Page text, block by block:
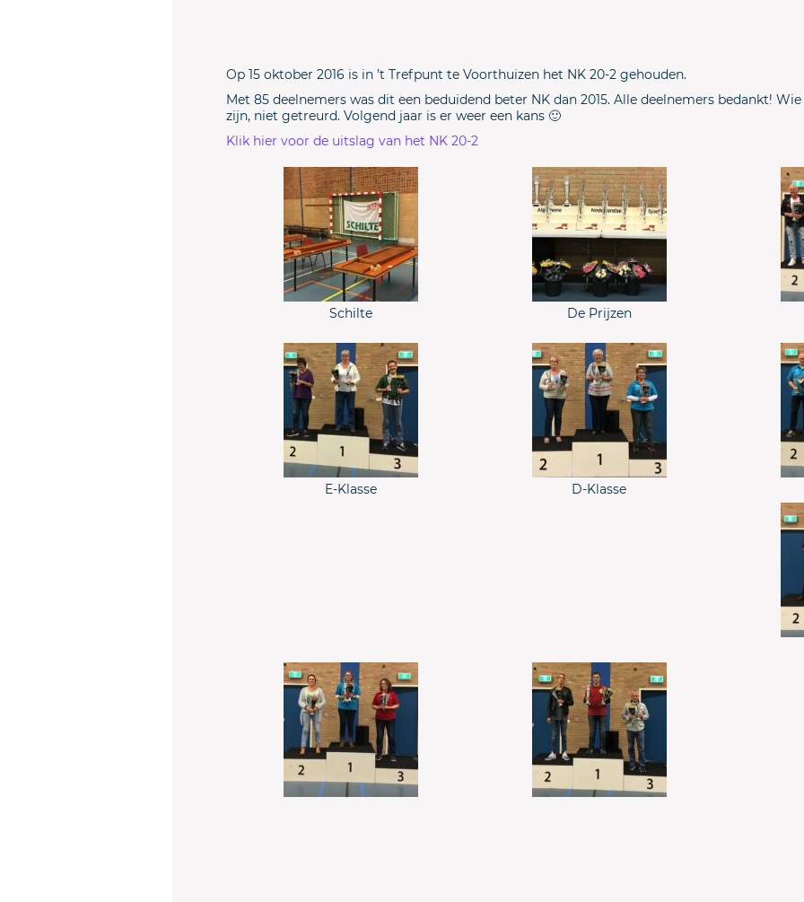
Op 15 oktober 2016 is in ’t Trefpunt te Voorthuizen het NK 20-2 gehouden.
Met 85 deelnemers was dit een beduidend beter NK dan 2015. Alle deelnemers bedankt!
zijn, niet getreurd. Volgend jaar is er weer een kans 🙂
Klik hier voor de uitslag van het NK 20-2
Schilte De Prijzen
E-Klasse D-Klasse